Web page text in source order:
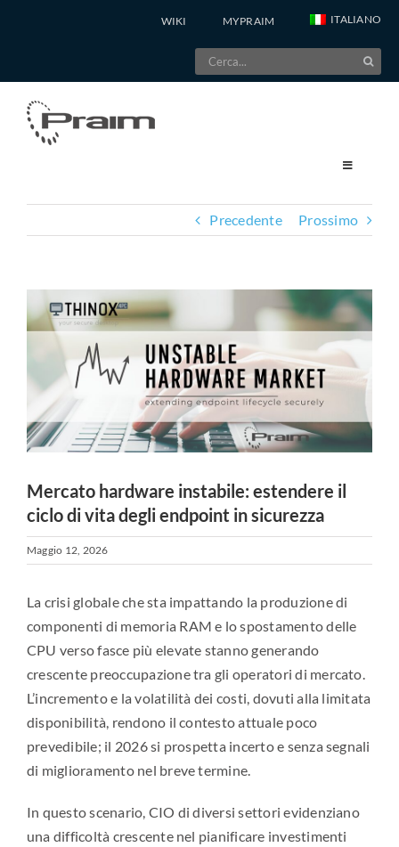
WIKI MYPRAIM ITALIANO
Cerca
per:
Precedente Prossimo
Ingrandisci
immagine
Mercato hardware instabile: estendere il
ciclo di vita degli endpoint in sicurezza
Maggio 12, 2026
La crisi globale che sta impattando la produzione di
componenti di memoria RAM e lo spostamento delle
CPU verso fasce più elevate stanno generando
crescente preoccupazione tra gli operatori di mercato.
L’incremento e la volatilità dei costi, dovuti alla limitata
disponibilità, rendono il contesto attuale poco
prevedibile; il 2026 si prospetta incerto e senza segnali
di miglioramento nel breve termine.
In questo scenario, CIO di diversi settori evidenziano
una difficoltà crescente nel pianificare investimenti